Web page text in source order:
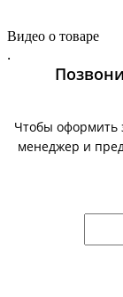
Видео о товаре
.
Чтобы оформить
менеджер и